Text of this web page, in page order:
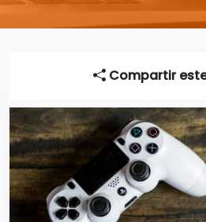
Compartir